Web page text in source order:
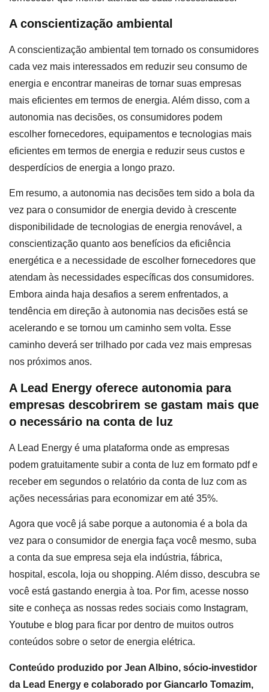
A conscientização ambiental
A conscientização ambiental tem tornado os consumidores
cada vez mais interessados em reduzir seu consumo de
energia e encontrar maneiras de tornar suas empresas
mais eficientes em termos de energia. Além disso, com a
autonomia nas decisões, os consumidores podem
escolher fornecedores, equipamentos e tecnologias mais
eficientes em termos de energia e reduzir seus custos e
desperdícios de energia a longo prazo.
Em resumo, a autonomia nas decisões tem sido a bola da
vez para o consumidor de energia devido à crescente
disponibilidade de tecnologias de energia renovável, a
conscientização quanto aos benefícios da eficiência
energética e a necessidade de escolher fornecedores que
atendam às necessidades específicas dos consumidores.
Embora ainda haja desafios a serem enfrentados, a
tendência em direção à autonomia nas decisões está se
acelerando e se tornou um caminho sem volta. Esse
caminho deverá ser trilhado por cada vez mais empresas
nos próximos anos.
A Lead Energy oferece autonomia para
empresas descobrirem se gastam mais que
o necessário na conta de luz
A Lead Energy é uma plataforma onde as empresas
podem gratuitamente subir a conta de luz em formato pdf e
receber em segundos o relatório da conta de luz com as
ações necessárias para economizar em até 35%.
Agora que você já sabe porque a autonomia é a bola da
vez para o consumidor de energia faça você mesmo, suba
a conta da sue empresa seja ela indústria, fábrica,
hospital, escola, loja ou shopping. Além disso, descubra se
você está gastando energia à toa. Por fim, acesse nosso
site e conheça as nossas redes sociais como Instagram,
Youtube e blog para ficar por dentro de muitos outros
conteúdos sobre o setor de energia elétrica.
Conteúdo produzido por Jean Albino, sócio-investidor
da Lead Energy e colaborado por Giancarlo Tomazim,